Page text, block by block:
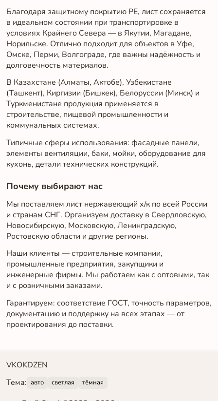
Благодаря защитному покрытию PE, лист сохраняется
в идеальном состоянии при транспортировке в
условиях Крайнего Севера — в Якутии, Магадане,
Норильске. Отлично подходит для объектов в Уфе,
Омске, Перми, Волгограде, где важны надёжность и
долговечность материалов.
В Казахстане (Алматы, Актобе), Узбекистане
(Ташкент), Киргизии (Бишкек), Белоруссии (Минск) и
Туркменистане продукция применяется в
строительстве, пищевой промышленности и
коммунальных системах.
Типичные сферы использования: фасадные панели,
элементы вентиляции, баки, мойки, оборудование для
кухонь, детали технических конструкций.
Почему выбирают нас
Мы поставляем лист нержавеющий х/к по всей России
и странам СНГ. Организуем доставку в Свердловскую,
Новосибирскую, Московскую, Ленинградскую,
Ростовскую области и другие регионы.
Наши клиенты — строительные компании,
промышленные предприятия, закупщики и
инженерные фирмы. Мы работаем как с оптовыми, так
и с розничными заказами.
Гарантируем: соответствие ГОСТ, точность параметров,
документацию и поддержку на всех этапах — от
проектирования до поставки.
VKOKDZEN
Тема: авто светлая тёмная